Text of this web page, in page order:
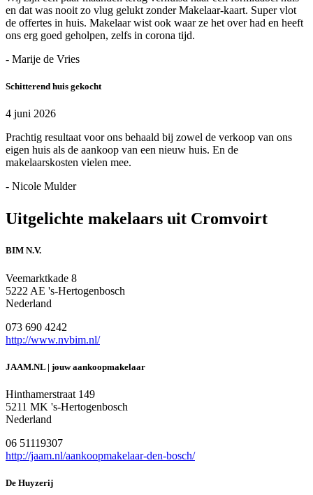
en dat was nooit zo vlug gelukt zonder Makelaar-kaart. Super vlot
de offertes in huis. Makelaar wist ook waar ze het over had en heeft
ons erg goed geholpen, zelfs in corona tijd.
- Marije de Vries
Schitterend huis gekocht
4 juni 2026
Prachtig resultaat voor ons behaald bij zowel de verkoop van ons
eigen huis als de aankoop van een nieuw huis. En de
makelaarskosten vielen mee.
- Nicole Mulder
Uitgelichte makelaars uit Cromvoirt
BIM N.V.
Veemarktkade 8
5222 AE 's-Hertogenbosch
Nederland
073 690 4242
http://www.nvbim.nl/
JAAM.NL | jouw aankoopmakelaar
Hinthamerstraat 149
5211 MK 's-Hertogenbosch
Nederland
06 51119307
http://jaam.nl/aankoopmakelaar-den-bosch/
De Huyzerij